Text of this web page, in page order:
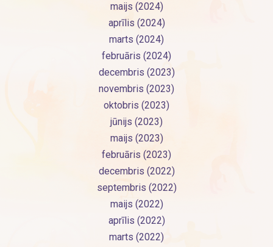
maijs (2024)
aprīlis (2024)
marts (2024)
februāris (2024)
decembris (2023)
novembris (2023)
oktobris (2023)
jūnijs (2023)
maijs (2023)
februāris (2023)
decembris (2022)
septembris (2022)
maijs (2022)
aprīlis (2022)
marts (2022)